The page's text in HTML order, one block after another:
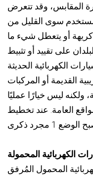
المقابس، وقد تتعرض
سوى القليل من
على تقييد أو تثبيط
القديمة أو المركبات
ولكنه ليس خيارًا عمليًا
العامة. عند تخطيط
المحمول المُرفق